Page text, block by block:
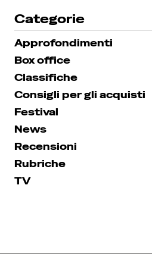
Categorie
Approfondimenti
Box office
Classifiche
Consigli per gli acquisti
Festival
News
Recensioni
Rubriche
TV